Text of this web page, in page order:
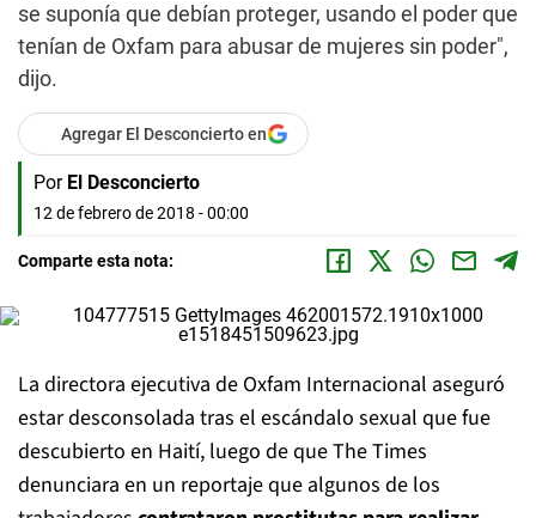
se suponía que debían proteger, usando el poder que
tenían de Oxfam para abusar de mujeres sin poder",
dijo.
Agregar El Desconcierto en
Por El Desconcierto
12 de febrero de 2018 - 00:00
Comparte esta nota:
La directora ejecutiva de Oxfam Internacional aseguró
estar desconsolada tras el escándalo sexual que fue
descubierto en Haití, luego de que The Times
denunciara en un reportaje que algunos de los